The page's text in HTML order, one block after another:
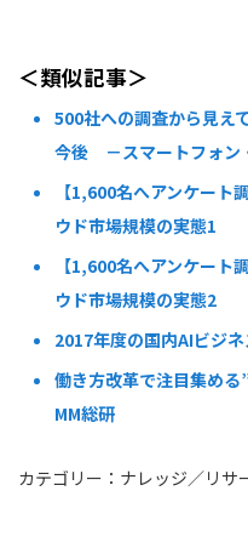
＜類似記事＞
500社への調査から見え
今後 －スマートフォン
【1,600名へアンケート
ウド市場規模の実態1
【1,600名へアンケート
ウド市場規模の実態2
2017年度の国内AIビジ
働き方改革で注目集め
MM総研
カテゴリー： ナレッジ／リサ